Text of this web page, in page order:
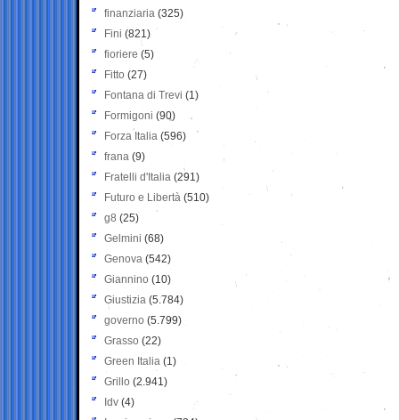
finanziaria (325)
Fini (821)
fioriere (5)
Fitto (27)
Fontana di Trevi (1)
Formigoni (90)
Forza Italia (596)
frana (9)
Fratelli d'Italia (291)
Futuro e Libertà (510)
g8 (25)
Gelmini (68)
Genova (542)
Giannino (10)
Giustizia (5.784)
governo (5.799)
Grasso (22)
Green Italia (1)
Grillo (2.941)
Idv (4)